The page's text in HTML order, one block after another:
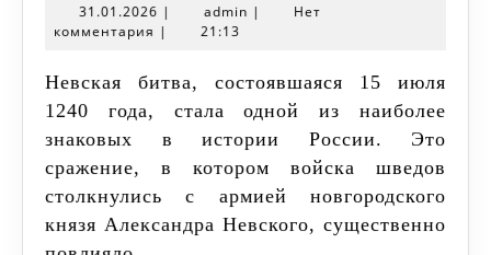
проиграли
Невской
битве:
ошибки
шведской
армии
31.01.2026 31.01.2026
| admin admin
|
Нет
комментария | 21:13
Невская битва, состоявшаяся 15 июля
1240 года, стала одной из наиболее
знаковых в истории России. Это
сражение, в котором войска шведов
столкнулись с армией новгородского
князя Александра Невского, существенно